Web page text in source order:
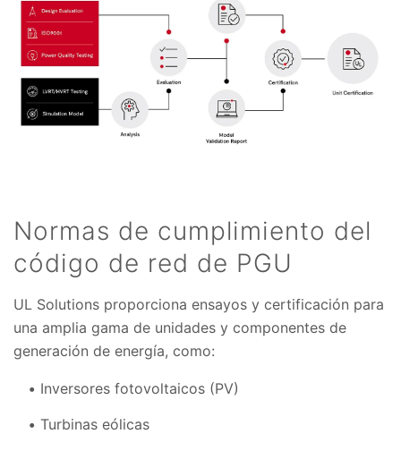
Normas de cumplimiento del
código de red de PGU
UL Solutions proporciona ensayos y certificación para
una amplia gama de unidades y componentes de
generación de energía, como:
Inversores fotovoltaicos (PV)
Turbinas eólicas